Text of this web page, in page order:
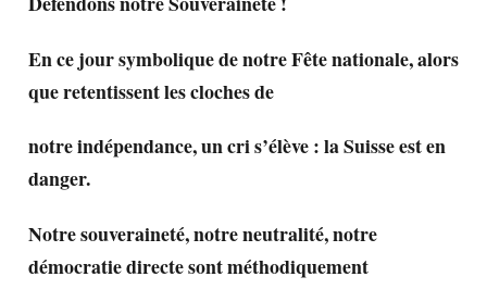
En ce jour symbolique de notre Fête nationale, alors
que retentissent les cloches de
notre indépendance, un cri s’élève : la Suisse est en
danger.
Notre souveraineté, notre neutralité, notre
démocratie directe sont méthodiquement